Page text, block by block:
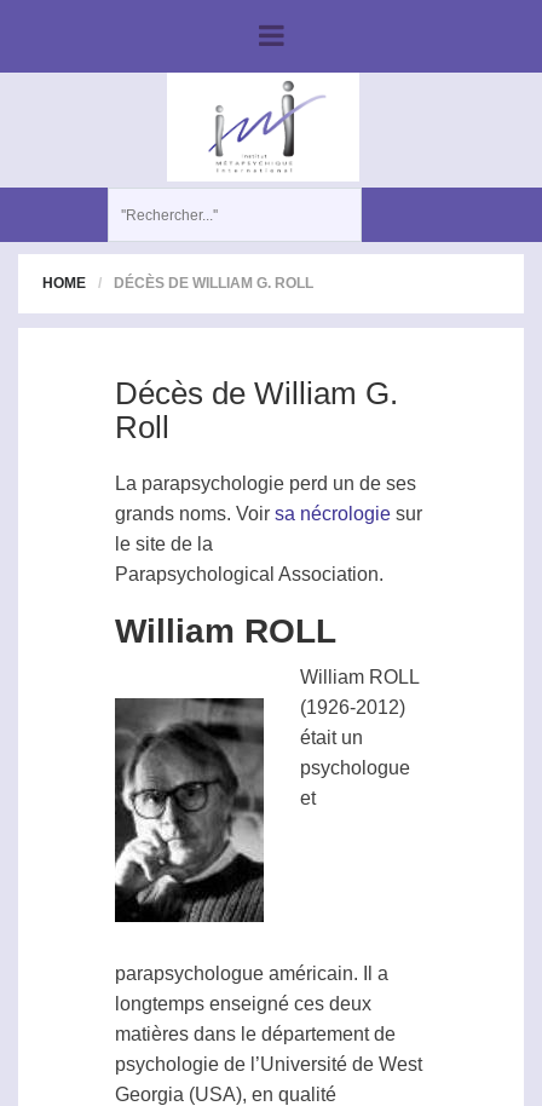
HOME DÉCÈS DE WILLIAM G. ROLL
Décès de William G.
Roll
La parapsychologie perd un de ses
grands noms. Voir sa nécrologie sur
le site de la
Parapsychological Association.
William ROLL
William ROLL
(1926-2012)
était un
psychologue
et
parapsychologue américain. Il a
longtemps enseigné ces deux
matières dans le département de
psychologie de l’Université de West
Georgia (USA), en qualité